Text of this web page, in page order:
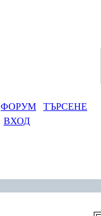
ФОРУМ
ТЪРСЕНЕ
ВХОД